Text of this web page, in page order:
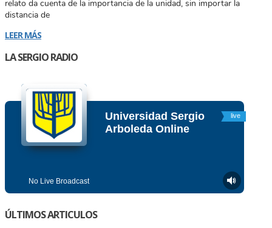
relato da cuenta de la importancia de la unidad, sin importar la
distancia de
LEER MÁS
LA SERGIO RADIO
ÚLTIMOS ARTICULOS